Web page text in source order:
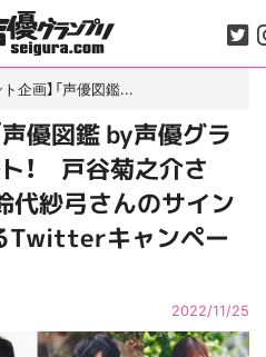
ト企画】「声優図鑑...
声優図鑑 by声優グラ
！ 戸谷菊之介さ
代紗弓さんのサイン
Twitterキャンペー
2022/11/25